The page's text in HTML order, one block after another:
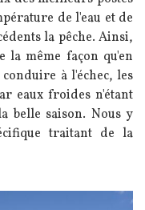
de l'eau et de
la pêche. Ainsi,
même façon qu'en
à l'échec, les
eaux froides n'étant
belle saison. Nous y
traitant de la